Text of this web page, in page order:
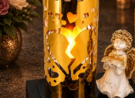
do koszyka